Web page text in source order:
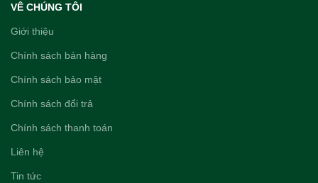
VÊ CHÚNG TÔI
Giới thiệu
Chính sách bán hàng
Chính sách bảo mật
Chính sách đổi trả
Chính sách thanh toán
Liên hệ
Tin tức